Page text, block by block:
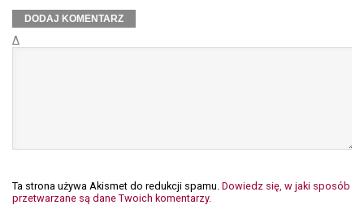
Δ
Ta strona używa Akismet do redukcji spamu. Dowiedz się, w jaki sposób
przetwarzane są dane Twoich komentarzy.